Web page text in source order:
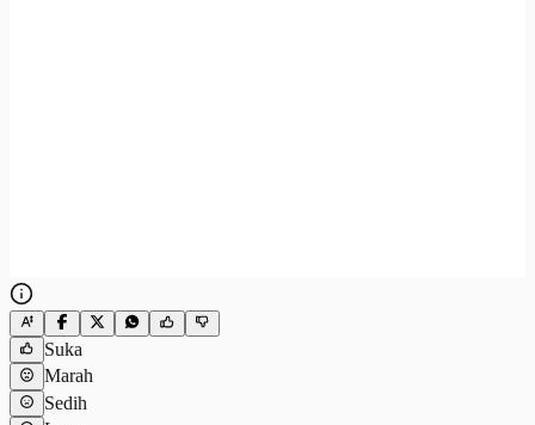
Suka
Marah
Sedih